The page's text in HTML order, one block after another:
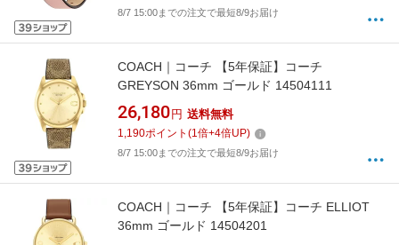
8/7 15:00までの注文で最短8/9お届け
COACH｜コーチ 【5年保証】コーチ
GREYSON 36mm ゴールド 14504111
26,180 円 送料無料
1,190ポイント (1倍+4倍UP)
8/7 15:00までの注文で最短8/9お届け
COACH｜コーチ 【5年保証】コーチ ELLIOT
36mm ゴールド 14504201